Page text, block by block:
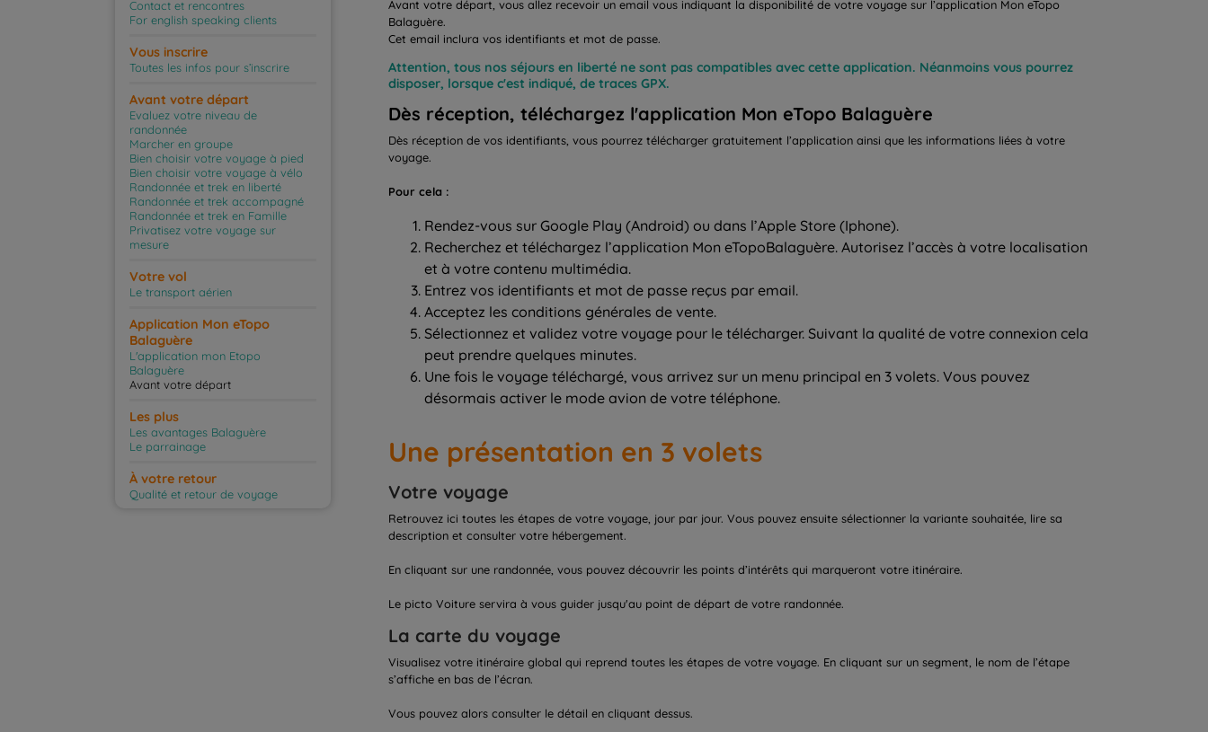
Contact et rencontres
For english speaking clients
Vous inscrire
Toutes les infos pour s’inscrire
Avant votre départ
Evaluez votre niveau de
randonnée
Marcher en groupe
Bien choisir votre voyage à pied
Bien choisir votre voyage à vélo
Randonnée et trek en liberté
Randonnée et trek accompagné
Randonnée et trek en Famille
Privatisez votre voyage sur
mesure
Votre vol
Le transport aérien
Application Mon eTopo
Balaguère
L'application mon Etopo
Balaguère
Avant votre départ
Les plus
Les avantages Balaguère
Le parrainage
À votre retour
Qualité et retour de voyage
Avant votre départ, vous allez recevoir un email vous indiquant la disponibilité de votre voyage sur l’application Mon eTopo
Balaguère.
Cet email inclura vos identifiants et mot de passe.
Attention, tous nos séjours en liberté ne sont pas compatibles avec cette application. Néanmoins vous pourrez
disposer, lorsque c'est indiqué, de traces GPX.
Dès réception, téléchargez l'application Mon eTopo Balaguère
Dès réception de vos identifiants, vous pourrez télécharger gratuitement l’application ainsi que les informations liées à votre
voyage.
Pour cela :
Rendez-vous sur Google Play (Android) ou dans l’Apple Store (Iphone).
Recherchez et téléchargez l’application Mon eTopoBalaguère. Autorisez l’accès à votre localisation
et à votre contenu multimédia.
Entrez vos identifiants et mot de passe reçus par email.
Acceptez les conditions générales de vente.
Sélectionnez et validez votre voyage pour le télécharger. Suivant la qualité de votre connexion cela
peut prendre quelques minutes.
Une fois le voyage téléchargé, vous arrivez sur un menu principal en 3 volets. Vous pouvez
désormais activer le mode avion de votre téléphone.
Une présentation en 3 volets
Votre voyage
Retrouvez ici toutes les étapes de votre voyage, jour par jour. Vous pouvez ensuite sélectionner la variante souhaitée, lire sa
description et consulter votre hébergement.
En cliquant sur une randonnée, vous pouvez découvrir les points d’intérêts qui marqueront votre itinéraire.
Le picto Voiture servira à vous guider jusqu'au point de départ de votre randonnée.
La carte du voyage
Visualisez votre itinéraire global qui reprend toutes les étapes de votre voyage. En cliquant sur un segment, le nom de l’étape
s’affiche en bas de l’écran.
Vous pouvez alors consulter le détail en cliquant dessus.